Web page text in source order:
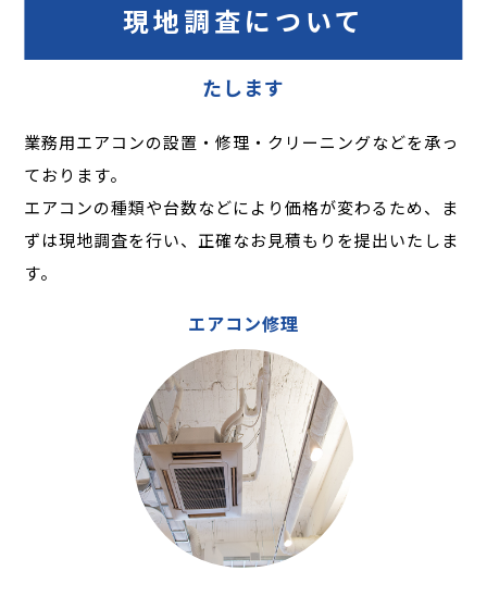
現地調査について
たします
業務用エアコンの設置・修理・クリーニングなどを承っ
ております。
エアコンの種類や台数などにより価格が変わるため、
ま
ずは現地調査を行い、正確なお見積もりを提出いたしま
す。
エアコン修理